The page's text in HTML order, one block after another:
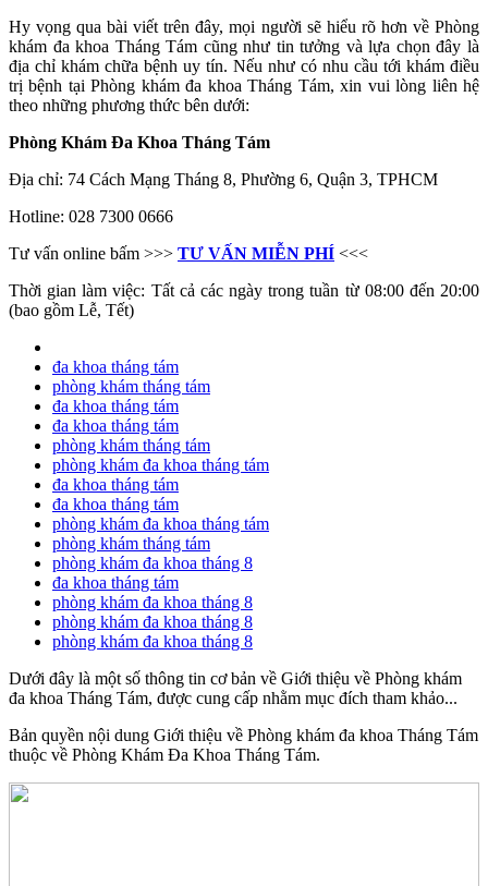
Hy vọng qua bài viết trên đây, mọi người sẽ hiểu rõ hơn về Phòng
khám đa khoa Tháng Tám cũng như tin tưởng và lựa chọn đây là
địa chỉ khám chữa bệnh uy tín. Nếu như có nhu cầu tới khám điều
trị bệnh tại Phòng khám đa khoa Tháng Tám, xin vui lòng liên hệ
theo những phương thức bên dưới:
Phòng Khám Đa Khoa Tháng Tám
Địa chỉ: 74 Cách Mạng Tháng 8, Phường 6, Quận 3, TPHCM
Hotline: 028 7300 0666
Tư vấn online bấm >>> TƯ VẤN MIỄN PHÍ <<<
Thời gian làm việc: Tất cả các ngày trong tuần từ 08:00 đến 20:00
(bao gồm Lễ, Tết)
đa khoa tháng tám
phòng khám tháng tám
đa khoa tháng tám
đa khoa tháng tám
phòng khám tháng tám
phòng khám đa khoa tháng tám
đa khoa tháng tám
đa khoa tháng tám
phòng khám đa khoa tháng tám
phòng khám tháng tám
phòng khám đa khoa tháng 8
đa khoa tháng tám
phòng khám đa khoa tháng 8
phòng khám đa khoa tháng 8
phòng khám đa khoa tháng 8
Dưới đây là một số thông tin cơ bản về Giới thiệu về Phòng khám
đa khoa Tháng Tám, được cung cấp nhằm mục đích tham khảo...
Bản quyền nội dung Giới thiệu về Phòng khám đa khoa Tháng Tám
thuộc về Phòng Khám Đa Khoa Tháng Tám.